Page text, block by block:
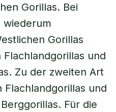
Gorillas. Bei
wiederum
Gorillas
und
Zu der zweiten Art
Flachlandgorillas und
Für die